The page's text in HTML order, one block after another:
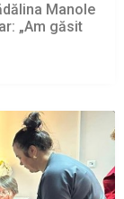
Manole
„Am găsit